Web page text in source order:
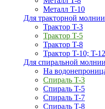
Металл T-10
Для тракторной молнии
Трактор T-3
Трактор T-5
Трактор T-8
Трактор T-10; T-
Для спиральной молнии
На
Спираль T-3
Спираль T-5
Спираль T-7
Спираль T-8